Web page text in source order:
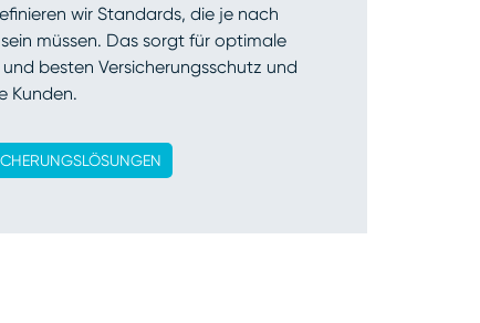
wir Standards, die je nach
müssen. Das sorgt für optimale
besten Versicherungsschutz und
Kunden.